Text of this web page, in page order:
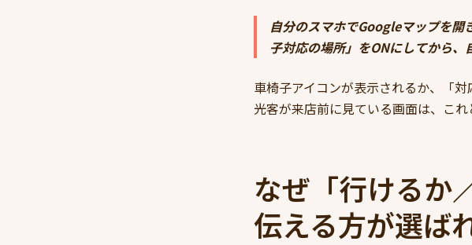
自分のスマホでGoogleマップを
子対応の場所」をONにしてから、
車椅子アイコンが表示されるか、「
光客が来店前に見ている画面は、これ
なぜ「行けるか
伝える方が選ば